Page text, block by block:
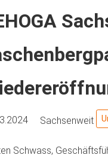
Sachsenweit
Schwass,